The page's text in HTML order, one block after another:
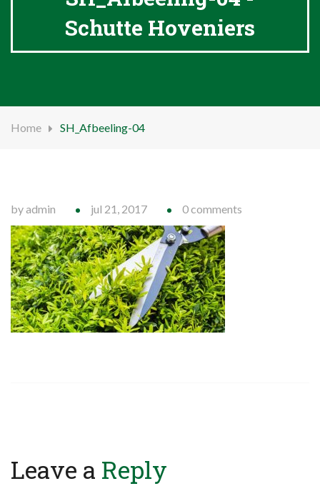
Schutte Hoveniers
Home SH_Afbeeling-04
by admin jul 21, 2017 0 comments
Leave a Reply